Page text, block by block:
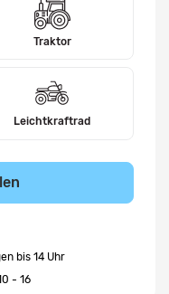
Traktor
Leichtkraftrad
bis 14 Uhr
- 16